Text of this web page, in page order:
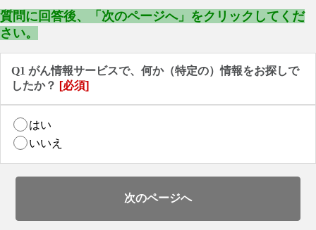
質問に回答後、「次のページへ」をクリックしてくだ
さい。
Q1 がん情報サービスで、何か（特定の）情報をお探しで
したか？ [必須]
はい
いいえ